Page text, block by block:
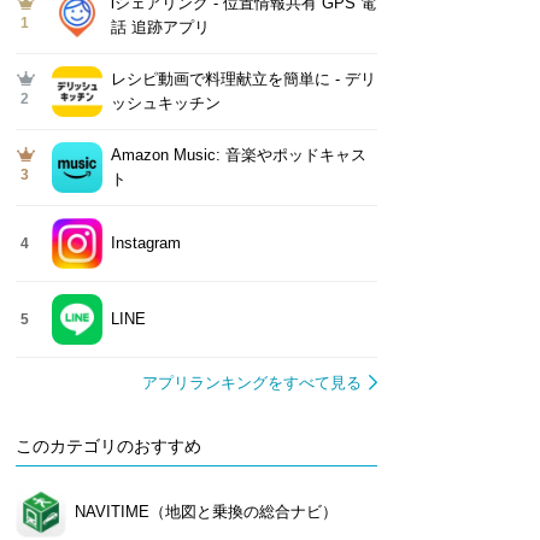
1
話 追跡アプリ
2
レシピ動画で料理献立を簡単‪に - デリ
ッシュキッチン
3
Amazon Music: 音楽やポッドキャス
ト
4 Instagram
5 LINE
アプリランキングをすべて見る
このカテゴリのおすすめ
NAVITIME（地図と乗換の総合ナビ）